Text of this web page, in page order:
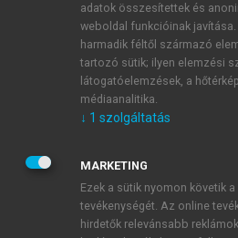
E-MAIL-CÍM
JELSZÓ
JELSZÓ ÚJRA
adatok összesítettek és
weboldal funkcióinak
harmadik féltől származó
tartozó sütik; ilyen elemzési
látogatóelemzések, a
médiaanalitika.
↓ 1 szolgáltatás
MARKETING
Ezek a sütik nyomon követik
tevékenységét. Az online
hirdetők relevánsabb